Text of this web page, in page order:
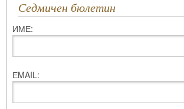
Седмичен бюлетин
ИМЕ:
ЕMAIL: